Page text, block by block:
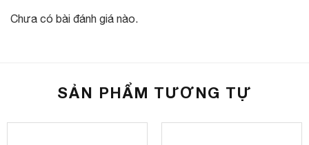
Chưa có bài đánh giá nào.
SẢN PHẨM TƯƠNG TỰ